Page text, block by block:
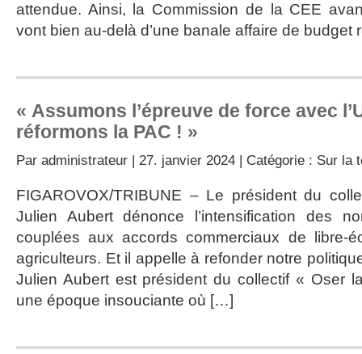
attendue. Ainsi, la Commission de la CEE
vont bien au-delà d’une banale affaire de budget
« Assumons l’épreuve de force avec
réformons la PAC ! »
Par administrateur | 27. janvier 2024 | Catégorie : Sur la
FIGAROVOX/TRIBUNE – Le président du
Julien Aubert dénonce l’intensification des
couplées aux accords commerciaux de libre-
agriculteurs. Et il appelle à refonder notre
Julien Aubert est président du collectif « Oser
une époque insouciante où […]